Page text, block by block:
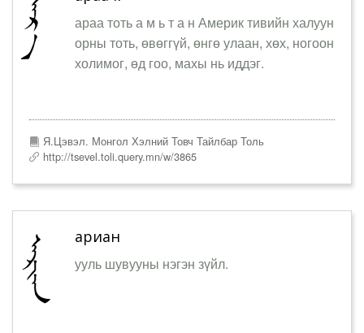
араа тоть а м ь т а н Америк тивийн халуун
орны тоть, өвөггүй, өнгө улаан, хөх, ногоон
холимог, өд гоо, махы нь иддэг.
Я.Цэвэл. Монгол Хэлний Товч Тайлбар Толь
http://tsevel.toli.query.mn/w/3865
ариан
ууль шувууны нэгэн зүйл.